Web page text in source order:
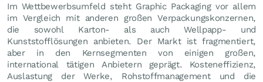
Im Wettbewerbsumfeld steht Graphic Packaging vor allem
im Vergleich mit anderen großen Verpackungskonzernen,
die sowohl Karton- als auch Wellpapp- und
Kunststofflösungen anbieten. Der Markt ist fragmentiert,
aber in den Kernsegmenten von einigen großen,
international tätigen Anbietern geprägt. Kosteneffizienz,
Auslastung der Werke, Rohstoffmanagement und die